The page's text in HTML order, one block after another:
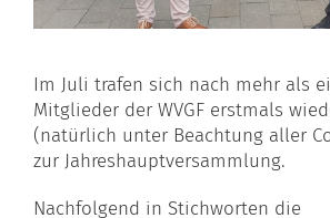
Im Juli trafen sich nach mehr als
Mitglieder der WVGF erstmals
(natürlich unter Beachtung aller
zur Jahreshauptversammlung.
Nachfolgend in Stichworten die